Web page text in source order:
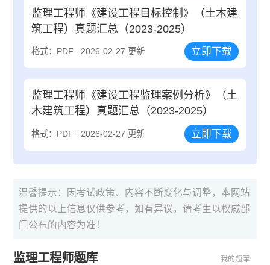
监理工程师《建设工程目标控制》（土木建
筑工程）真题汇总（2023-2025）
格式：PDF 2026-02-27 更新 立即下载
监理工程师《建设工程监理案例分析》（土
木建筑工程）真题汇总（2023-2025）
格式：PDF 2026-02-27 更新 立即下载
温馨提示：因考试政策、内容不断变化与调整，本网站
提供的以上信息仅供参考，如有异议，请考生以权威部
门公布的内容为准！
监理工程师题库 我的题库